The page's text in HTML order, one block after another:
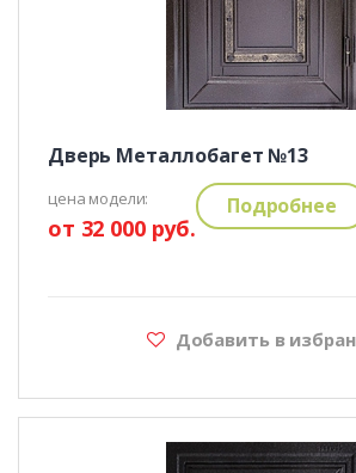
Дверь Металлобагет №13
цена модели:
от 32 000 руб.
Подробнее
Добавить в